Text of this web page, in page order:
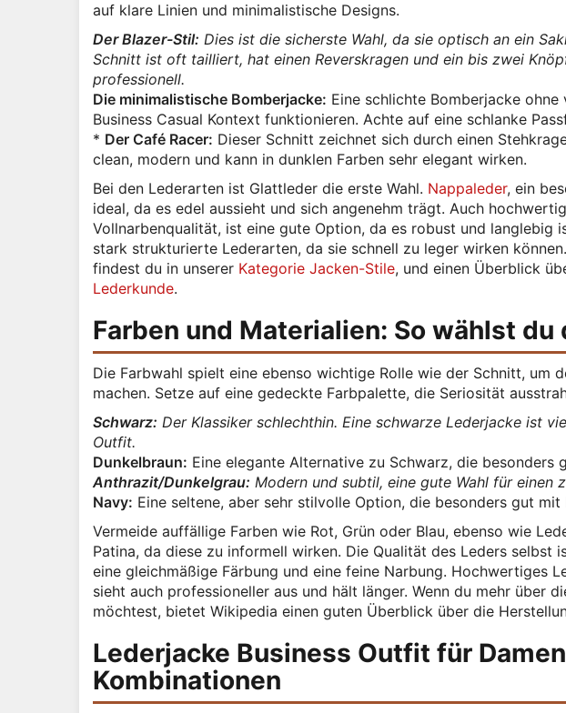
auf klare Linien und minimalistische Designs.
Der Blazer-Stil: Dies ist die sicherste Wahl, da sie optisch an ein
Schnitt ist oft tailliert, hat einen Reverskragen und ein bis zwei
professionell.
Die minimalistische Bomberjacke: Eine schlichte Bomberjacke
Business Casual Kontext funktionieren. Achte auf eine schlanke
* Der Café Racer: Dieser Schnitt zeichnet sich durch einen
clean, modern und kann in dunklen Farben sehr elegant wirken.
Bei den Lederarten ist Glattleder die erste Wahl. Nappaleder, ein
ideal, da es edel aussieht und sich angenehm trägt. Auch
Vollnarbenqualität, ist eine gute Option, da es robust und langlebig
stark strukturierte Lederarten, da sie schnell zu leger wirken
findest du in unserer Kategorie Jacken-Stile, und einen Überblick
Lederkunde.
Farben und Materialien: So wählst du
Die Farbwahl spielt eine ebenso wichtige Rolle wie der Schnitt, um
machen. Setze auf eine gedeckte Farbpalette, die Seriosität
Schwarz: Der Klassiker schlechthin. Eine schwarze Lederjacke ist
Outfit.
Dunkelbraun: Eine elegante Alternative zu Schwarz, die besonders
Anthrazit/Dunkelgrau: Modern und subtil, eine gute Wahl für einen
Navy: Eine seltene, aber sehr stilvolle Option, die besonders gut
Vermeide auffällige Farben wie Rot, Grün oder Blau, ebenso wie
Patina, da diese zu informell wirken. Die Qualität des Leders selbst
eine gleichmäßige Färbung und eine feine Narbung. Hochwertiges
sieht auch professioneller aus und hält länger. Wenn du mehr über
möchtest, bietet Wikipedia einen guten Überblick über die
Lederjacke Business Outfit für
Kombinationen